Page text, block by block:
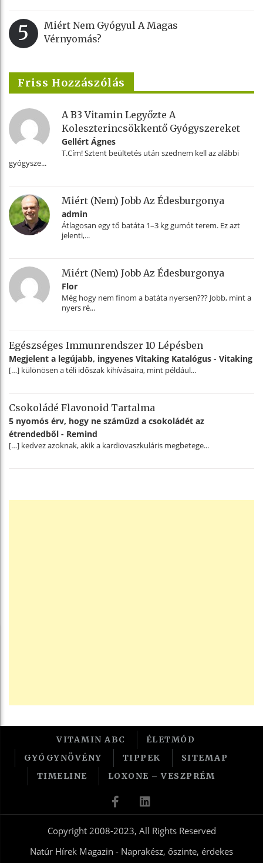
5
Miért Nem Gyógyul A Magas
Vérnyomás?
Friss Hozzászólás
A B3 Vitamin Legyőzte A
Koleszterincsökkentő Gyógyszereket
Gellért Ágnes
T.Cím! Sztent beültetés után szednem kell az alábbi
gyógysze...
Miért (nem) Jobb Az Édesburgonya
admin
Átlagosan egy tő batáta 1–3 kg gumót terem. Ez azt
jelenti,...
Miért (nem) Jobb Az Édesburgonya
Flor
Még hogy nem finom a batáta nyersen??? Jobb, mint a
nyers ré...
Egészséges Immunrendszer 10 Lépésben
Megjelent a legújabb, ingyenes Vitaking Katalógus - Vitaking
[…] különösen a téli időszak kihívásaira, mint például...
Csokoládé Flavonoid Tartalma
5 nyomós érv, hogy ne száműzd a csokoládét az
étrendedből - Remind
[…] kedvez azoknak, akik a kardiovaszkuláris megbetege...
VITAMIN ABC
ÉLETMÓD
GYÓGYNÖVÉNY
TIPPEK
SITEMAP
TIMELINE
LOXONE – VESZPRÉM
Copyright 2008-2023, All Rights Reserved
Natúr Hírek Magazin - Naprakész, őszinte, érdekes